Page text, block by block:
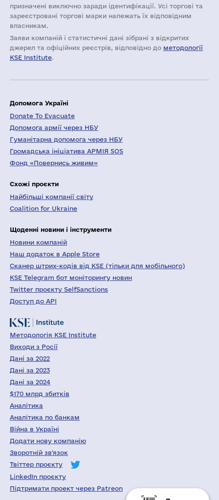
призначені виключно заради ідентифікації. Усі торгові та
зареєстровані торгові марки належать їх відповідним
власникам.
Заяви компаній i статистичні дані зібрані з відкритих
джерел та офіційних реєстрів, відповідно до методології
KSE Institute.
Допомога Україні
Donate To Evacuate
Допомога армії через НБУ
Гуманітарна допомога через НБУ
Громадська ініціатива АРМІЯ SOS
Фонд «Повернись живим»
Схожі проєкти
Найбільші компанії світу
Coalition for Ukraine
Щоденні новини і інструменти
Новини компаній
Наш додаток в Apple Store
Сканер штрих-кодів від KSE (тільки для мобільного)
KSE Telegram бот моніторингу новин
Twitter проєкту SelfSanctions
Доступ до API
Методологія KSE Institute
Виходи з Росії
Дані за 2022
Дані за 2023
Дані за 2024
$170 млрд збитків
Аналітика
Аналітика по банкам
Війна в Україні
Додати нову компанію
Зворотній зв'язок
Твіттер проєкту
LinkedIn проєкту
Підтримати проект через Patreon